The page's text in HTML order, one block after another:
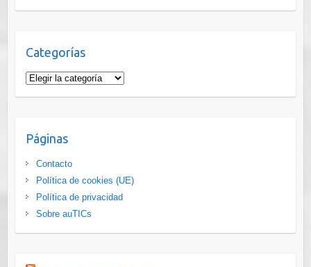
Categorías
Categorías
Páginas
Contacto
Política de cookies (UE)
Política de privacidad
Sobre auTICs